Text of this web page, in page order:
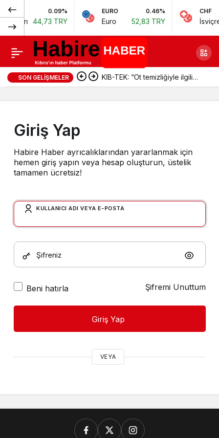
0.09%
44,73 TRY
EURO 0.46%
Euro 52,83 TRY
CHF
İsviçre
SON GELIŞMELER KIB-TEK: “Ot temizliğiyle ilgili
Giriş Yap
Habire Haber ayrıcalıklarından yararlanmak için
hemen giriş yapın veya hesap oluşturun, üstelik
tamamen ücretsiz!
KULLANICI ADI VEYA E-POSTA
Şifreniz
Beni hatırla Şifremi Unuttum
Giriş Yap
VEYA